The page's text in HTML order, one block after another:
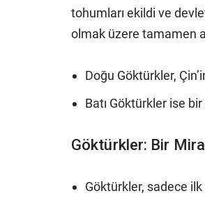
tohumları ekildi ve
olmak üzere tamamen
Doğu Göktürkler,
Batı Göktürkler ise
Göktürkler: Bir
Göktürkler, sadece ilk